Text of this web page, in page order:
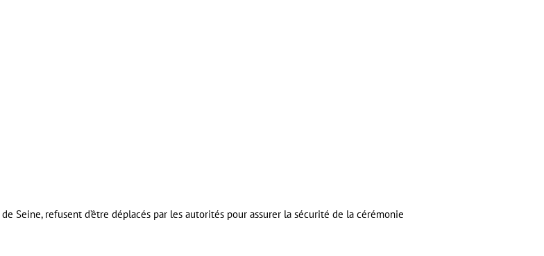
Seine, refusent d’être déplacés par les autorités pour assurer la sécurité de la cérémonie